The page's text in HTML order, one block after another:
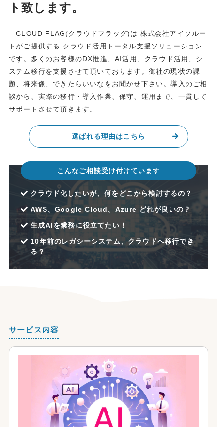
ト致します。
CLOUD FLAG(クラウドフラッグ)は 株式会社アイソルー
トがご提供する クラウド活用トータル支援ソリューション
です。多くのお客様のDX推進、AI活用、クラウド活用、シ
ステム移行を支援させて頂いております。御社の現状の課
題、将来像、できたらいいなをお聞かせ下さい。導入のご相
談から、実際の移行・導入作業、保守、運用まで、一貫して
サポートさせて頂きます。
選ばれる理由はこちら
こんなご相談受け付けています
クラウド化したいが、何をどこから検討するの？
AWS、Google Cloud、Azure どれが良いの？
生成AIを業務に役立てたい！
10年前のレガシーシステム、クラウドへ移行でき
る？
サービス内容